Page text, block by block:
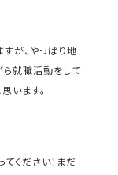
が、やっぱり地
就職活動をして
思います。
ください！まだ